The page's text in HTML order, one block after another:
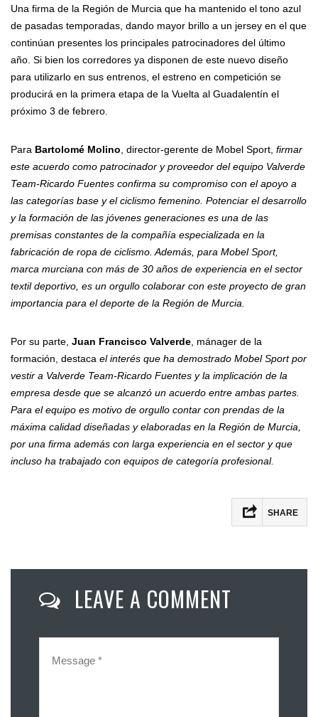
Una firma de la Región de Murcia que ha mantenido el tono azul
de pasadas temporadas, dando mayor brillo a un jersey en el que
continúan presentes los principales patrocinadores del último
año. Si bien los corredores ya disponen de este nuevo diseño
para utilizarlo en sus entrenos, el estreno en competición se
producirá en la primera etapa de la Vuelta al Guadalentín el
próximo 3 de febrero.
Para Bartolomé Molino, director-gerente de Mobel Sport, firmar
este acuerdo como patrocinador y proveedor del equipo Valverde
Team-Ricardo Fuentes confirma su compromiso con el apoyo a
las categorías base y el ciclismo femenino. Potenciar el desarrollo
y la formación de las jóvenes generaciones es una de las
premisas constantes de la compañía especializada en la
fabricación de ropa de ciclismo. Además, para Mobel Sport,
marca murciana con más de 30 años de experiencia en el sector
textil deportivo, es un orgullo colaborar con este proyecto de gran
importancia para el deporte de la Región de Murcia.
Por su parte, Juan Francisco Valverde, mánager de la
formación, destaca el interés que ha demostrado Mobel Sport por
vestir a Valverde Team-Ricardo Fuentes y la implicación de la
empresa desde que se alcanzó un acuerdo entre ambas partes.
Para el equipo es motivo de orgullo contar con prendas de la
máxima calidad diseñadas y elaboradas en la Región de Murcia,
por una firma además con larga experiencia en el sector y que
incluso ha trabajado con equipos de categoría profesional.
SHARE
Twitter
LEAVE A COMMENT